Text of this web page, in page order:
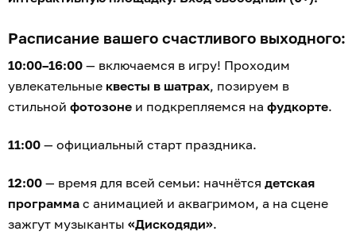
Расписание вашего счастливого выходного:
10:00–16:00 — включаемся в игру! Проходим
увлекательные квесты в шатрах, позируем в
стильной фотозоне и подкрепляемся на фудкорте.
11:00 — официальный старт праздника.
12:00 — время для всей семьи: начнётся детская
программа с анимацией и аквагримом, а на сцене
зажгут музыканты «Дискодяди».